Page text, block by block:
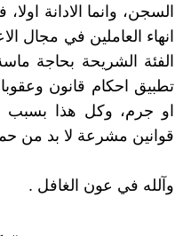
السجن، وانما الادانة
انهاء العاملين في مجال
الفئة الشريحة بحاجة
تطبيق احكام قانون
او جرم، وكل هذا بسبب
قوانين مشرعة لا بد من
وآلله في عون الغافل .